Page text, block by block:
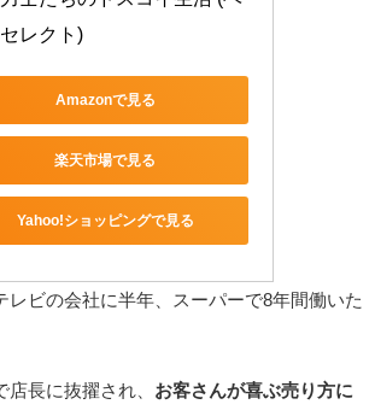
レクト)
Amazonで見る
楽天市場で見る
Yahoo!ショッピングで見る
レビの会社に半年、スーパーで8年間働いた
店長に抜擢され、 お客さんが喜ぶ売り方に